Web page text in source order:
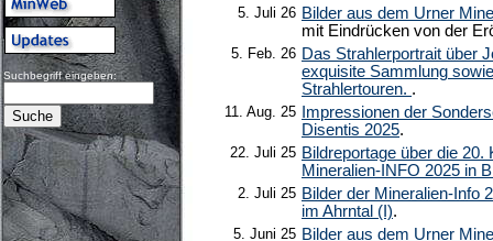
Suchbegriff eingeben:
5. Juli 26 Bilder aus dem Urner
mit Eindrücken von der
5. Feb. 26 Das Strahlerportrait über
exquisite Sammlung
Strahlertouren. .
11. Aug. 25
Impressionen der
Disentis 2025.
22. Juli 25 Bildreportage über die 20.
Mineralien-INFO 2025 in
2. Juli 25 Bilder der Mineralien-Info
im Ahrntal (I).
5. Juni 25 Bilder aus dem Urner